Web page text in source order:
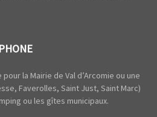
la Mairie de Val d’Arcomie ou une
Faverolles, Saint Just, Saint Marc)
ou les gîtes municipaux.